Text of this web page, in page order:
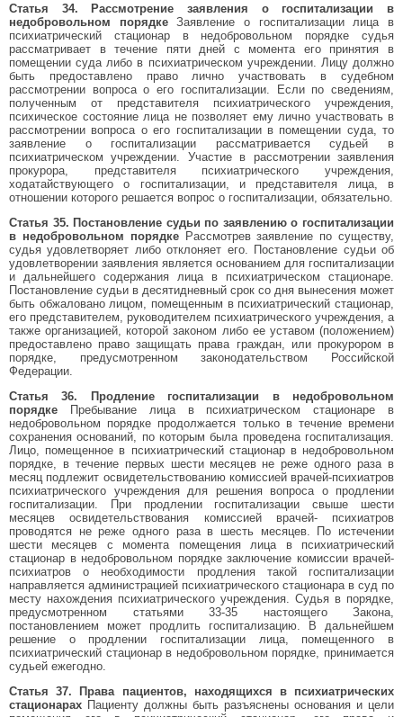
Статья 34. Рассмотрение заявления о госпитализации в
недобровольном порядкеЗаявление о госпитализации лица в
психиатрический стационар в недобровольном порядке судья
рассматривает в течение пяти дней с момента его принятия в
помещении суда либо в психиатрическом учреждении. Лицу должно
быть предоставлено право лично участвовать в судебном
рассмотрении вопроса о его госпитализации. Если по сведениям,
полученным от представителя психиатрического учреждения,
психическое состояние лица не позволяет ему лично участвовать в
рассмотрении вопроса о его госпитализации в помещении суда, то
заявление о госпитализации рассматривается судьей в
психиатрическом учреждении. Участие в рассмотрении заявления
прокурора, представителя психиатрического учреждения,
ходатайствующего о госпитализации, и представителя лица, в
отношении которого решается вопрос о госпитализации, обязательно.
Статья 35. Постановление судьи по заявлению о госпитализации
в недобровольном порядке Рассмотрев заявление по существу,
судья удовлетворяет либо отклоняет его. Постановление судьи об
удовлетворении заявления является основанием для госпитализации
и дальнейшего содержания лица в психиатрическом стационаре.
Постановление судьи в десятидневный срок со дня вынесения может
быть обжаловано лицом, помещенным в психиатрический стационар,
его представителем, руководителем психиатрического учреждения, а
также организацией, которой законом либо ее уставом (положением)
предоставлено право защищать права граждан, или прокурором в
порядке, предусмотренном законодательством Российской
Федерации.
Статья 36. Продление госпитализации в недобровольном
порядке Пребывание лица в психиатрическом стационаре в
недобровольном порядке продолжается только в течение времени
сохранения оснований, по которым была проведена госпитализация.
Лицо, помещенное в психиатрический стационар в недобровольном
порядке, в течение первых шести месяцев не реже одного раза в
месяц подлежит освидетельствованию комиссией врачей-психиатров
психиатрического учреждения для решения вопроса о продлении
госпитализации. При продлении госпитализации свыше шести
месяцев освидетельствования комиссией врачей- психиатров
проводятся не реже одного раза в шесть месяцев. По истечении
шести месяцев с момента помещения лица в психиатрический
стационар в недобровольном порядке заключение комиссии врачей-
психиатров о необходимости продления такой госпитализации
направляется администрацией психиатрического стационара в суд по
месту нахождения психиатрического учреждения. Судья в порядке,
предусмотренном статьями 33-35 настоящего Закона,
постановлением может продлить госпитализацию. В дальнейшем
решение о продлении госпитализации лица, помещенного в
психиатрический стационар в недобровольном порядке, принимается
судьей ежегодно.
Статья 37. Права пациентов, находящихся в психиатрических
стационарах Пациенту должны быть разъяснены основания и цели